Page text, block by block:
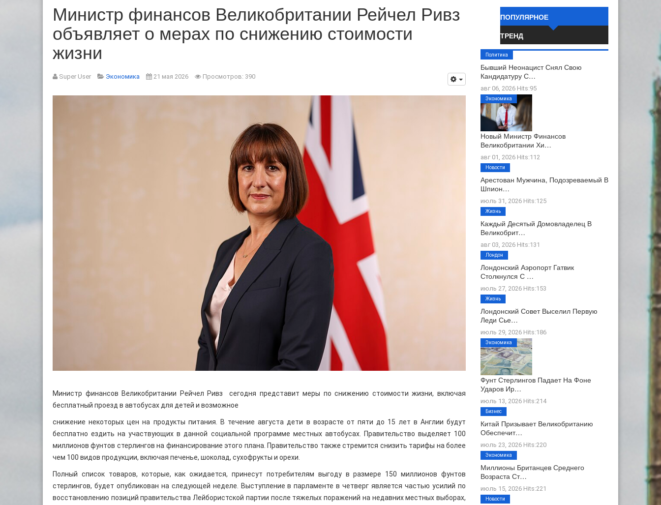
Министр финансов Великобритании Рейчел Ривз
объявляет о мерах по снижению стоимости
жизни
Super User Экономика 21 мая 2026 Просмотров: 390
Министр финансов Великобритании Рейчел Ривз сегодня представит меры по снижению стоимости жизни, включая
бесплатный проезд в автобусах для детей и возможное
снижение некоторых цен на продукты питания. В течение августа дети в возрасте от пяти до 15 лет в Англии будут
бесплатно ездить на участвующих в данной социальной программе местных автобусах. Правительство выделяет 100
миллионов фунтов стерлингов на финансирование этого плана. Правительство также стремится снизить тарифы на более
чем 100 видов продукции, включая печенье, шоколад, сухофрукты и орехи.
Полный список товаров, которые, как ожидается, принесут потребителям выгоду в размере 150 миллионов фунтов
стерлингов, будет опубликован на следующей неделе. Выступление в парламенте в четверг является частью усилий по
восстановлению позиций правительства Лейбористской партии после тяжелых поражений на недавних местных выборах,
ПОПУЛЯРНОЕ
ТРЕНД
Бывший Неонацист Снял Свою
Кандидатуру С…
авг 06, 2026 Hits:95
Политика
Новый Министр Финансов
Великобритании Хи…
авг 01, 2026 Hits:112
Экономика
Арестован Мужчина, Подозреваемый В
Шпион…
июль 31, 2026 Hits:125
Новости
Каждый Десятый Домовладелец В
Великобрит…
авг 03, 2026 Hits:131
Жизнь
Лондонский Аэропорт Гатвик
Столкнулся С …
июль 27, 2026 Hits:153
Лондон
Лондонский Совет Выселил Первую
Леди Сье…
июль 29, 2026 Hits:186
Жизнь
Фунт Стерлингов Падает На Фоне
Ударов Ир…
июль 13, 2026 Hits:214
Экономика
Китай Призывает Великобританию
Обеспечит…
июль 23, 2026 Hits:220
Бизнес
Миллионы Британцев Среднего
Возраста Ст…
июль 15, 2026 Hits:221
Экономика
Новости